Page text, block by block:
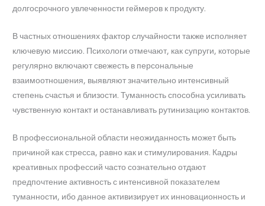
долгосрочного увлеченности геймеров к продукту.
В частных отношениях фактор случайности также исполняет
ключевую миссию. Психологи отмечают, как супруги, которые
регулярно включают свежесть в персональные
взаимоотношения, выявляют значительно интенсивный
степень счастья и близости. Туманность способна усиливать
чувственную контакт и останавливать рутинизацию контактов.
В профессиональной области неожиданность может быть
причиной как стресса, равно как и стимулирования. Кадры
креативных профессий часто сознательно отдают
предпочтение активность с интенсивной показателем
туманности, ибо данное активизирует их инновационность и